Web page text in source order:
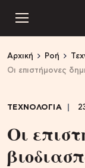
Αρχική Ροή
Οι επιστήμονες
ΤΕΧΝΟΛΟΓΙΑ
Οι